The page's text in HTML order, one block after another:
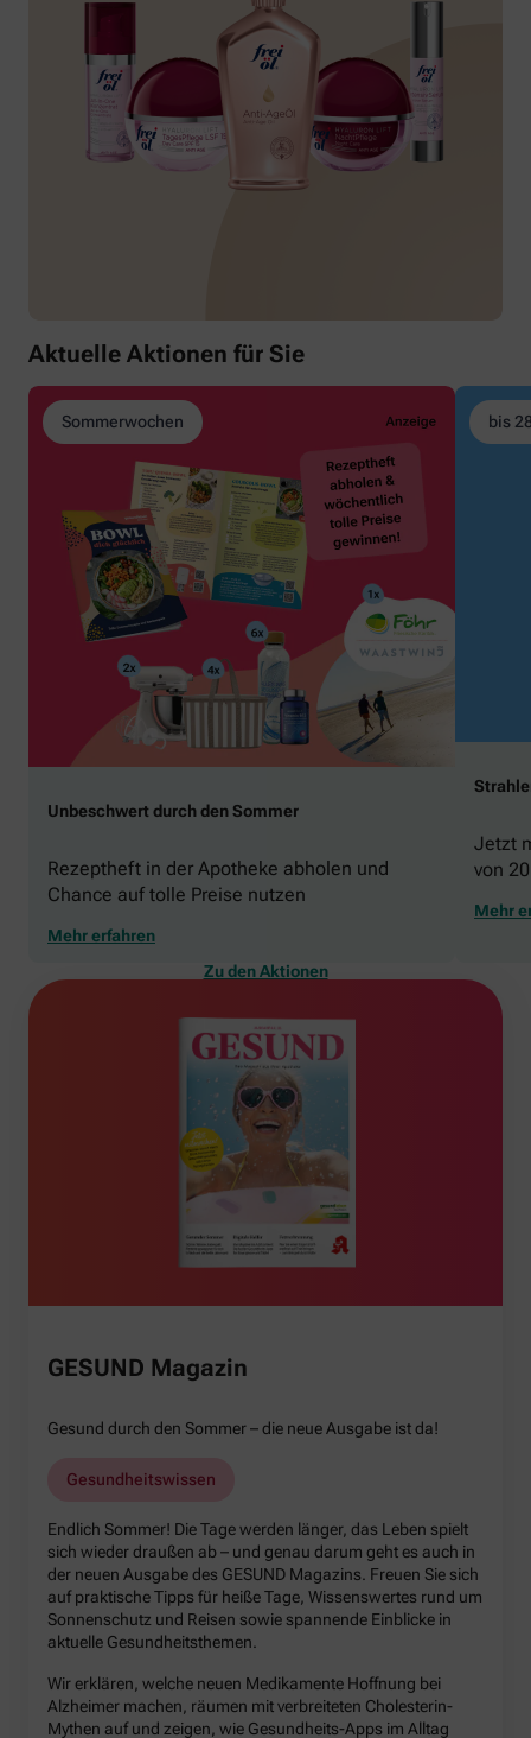
Aktuelle Aktionen für Sie
Sommerwochen
Unbeschwert durch den Sommer
Rezeptheft in der Apotheke abholen und
Chance auf tolle Preise nutzen
Mehr erfahren
bis
Jetzt
von
Mehr
Zu den Aktionen
GESUND Magazin
Gesund durch den Sommer – die neue Ausgabe ist da!
Gesundheitswissen
Endlich Sommer! Die Tage werden länger, das Leben spielt
sich wieder draußen ab – und genau darum geht es auch in
der neuen Ausgabe des GESUND Magazins. Freuen Sie sich
auf praktische Tipps für heiße Tage, Wissenswertes rund um
Sonnenschutz und Reisen sowie spannende Einblicke in
aktuelle Gesundheitsthemen.
Wir erklären, welche neuen Medikamente Hoffnung bei
Alzheimer machen, räumen mit verbreiteten Cholesterin-
Mythen auf und zeigen, wie Gesundheits-Apps im Alltag